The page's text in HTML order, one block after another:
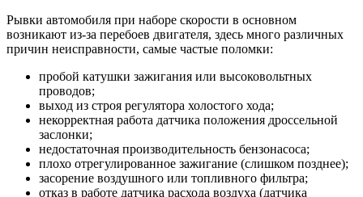
Рывки автомобиля при наборе скорости в основном
возникают из-за перебоев двигателя, здесь много различных
причин неисправности, самые частые поломки:
пробой катушки зажигания или высоковольтных
проводов;
выход из строя регулятора холостого хода;
некорректная работа датчика положения дроссельной
заслонки;
недостаточная производительность бензонасоса;
плохо отрегулированное зажигание (слишком позднее);
засорение воздушного или топливного фильтра;
отказ в работе датчика расхода воздуха (датчика